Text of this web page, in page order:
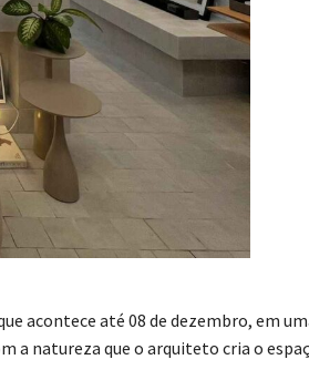
acontece até 08 de dezembro, em
a natureza que o arquiteto cria o